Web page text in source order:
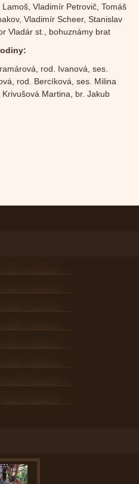
Vladimír Petrovič, Tomáš
Vladimír Scheer, Stanislav
Vladár st., bohuznámy brat
rod. Ivanová, ses.
rod. Bercíková, ses. Milina
Martina, br. Jakub